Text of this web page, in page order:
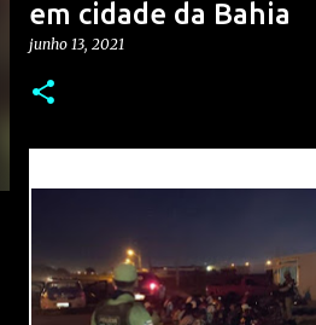
em cidade da Bahia
junho 13, 2021